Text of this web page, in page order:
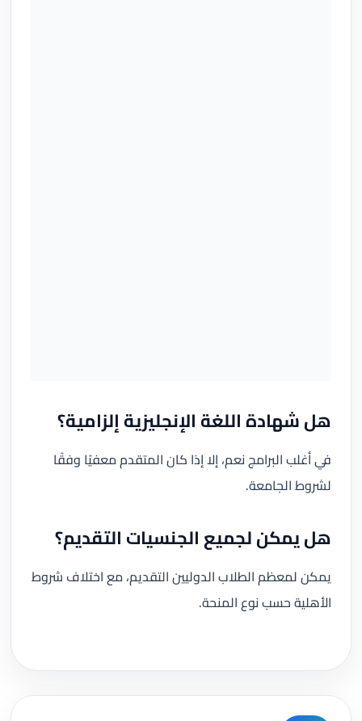
هل شهادة اللغة الإنجليزية إلزامية؟
في أغلب البرامج نعم، إلا إذا كان المتقدم معفيًا وفقًا
لشروط الجامعة.
هل يمكن لجميع الجنسيات التقديم؟
يمكن لمعظم الطلاب الدوليين التقديم، مع اختلاف شروط
الأهلية حسب نوع المنحة.